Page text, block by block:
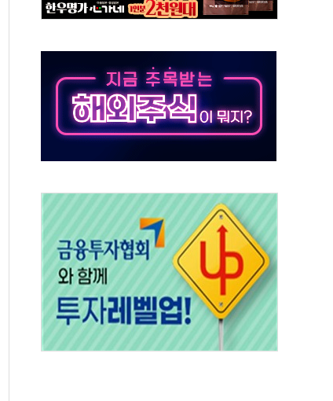
합병…비대면 영상서비스 경쟁력 강화
…삼성전자 2나노 수주 '촉각'
당 선관위 "불법 선거운동·방해행위 엄중 제재"
선호도, 정청래 39.9% 김민석 39.8%